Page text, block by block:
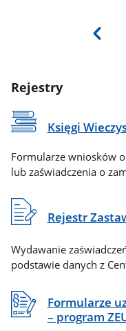
Rejestry
Księgi
Formularze wniosków
lub zaświadczenia o
Rejestr
Wydawanie
podstawie danych z
Formularze
– program